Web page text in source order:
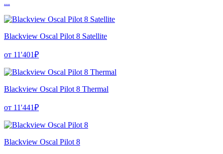
...
Blackview Oscal Pilot 8 Satellite
от 11'401₽
Blackview Oscal Pilot 8 Thermal
от 11'441₽
Blackview Oscal Pilot 8